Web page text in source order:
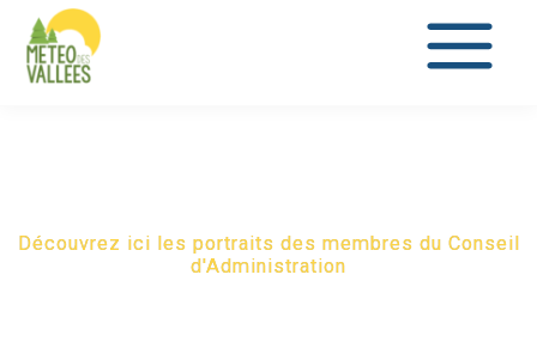
contenu
Découvrez ici les portraits des membres du Conseil
d'Administration